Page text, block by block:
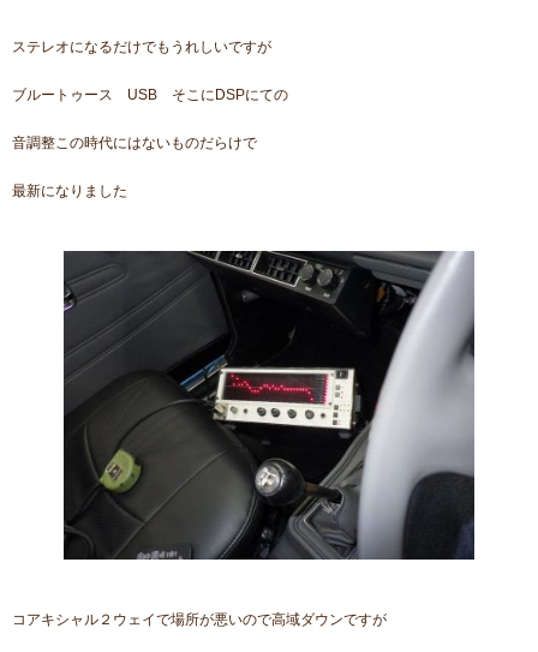
ステレオになるだけでもうれしいですが
ブルートゥース USB そこにDSPにての
音調整この時代にはないものだらけで
最新になりました
コアキシャル２ウェイで場所が悪いので高域ダウンですが